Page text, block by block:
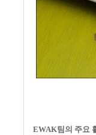
EWAK팀의 주요